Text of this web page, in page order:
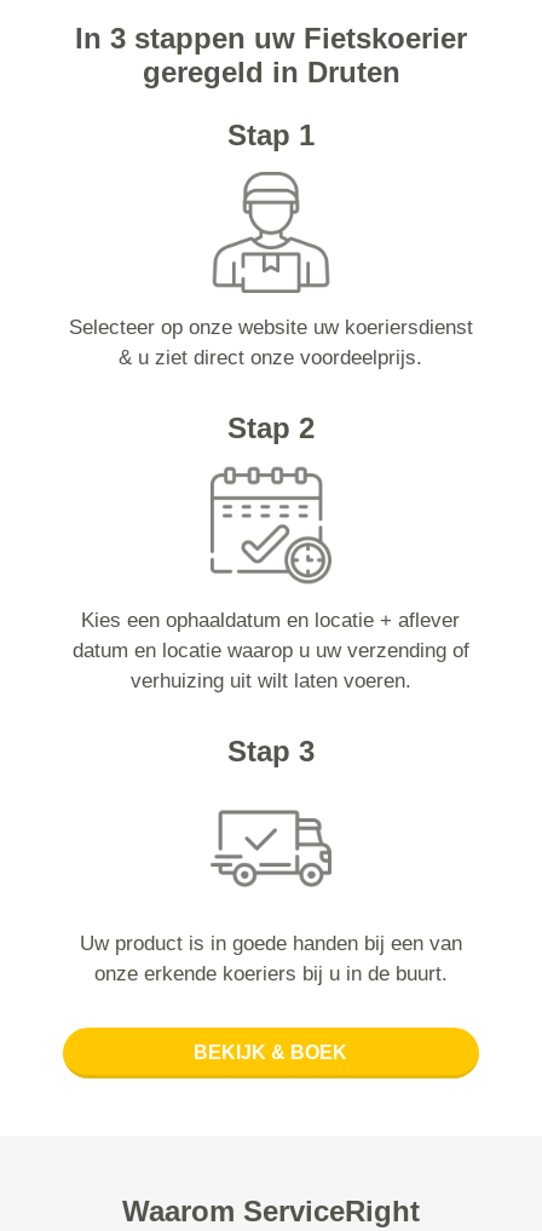
In 3 stappen uw Fietskoerier
geregeld in Druten
Stap 1
Selecteer op onze website uw koeriersdienst
& u ziet direct onze voordeelprijs.
Stap 2
Kies een ophaaldatum en locatie + aflever
datum en locatie waarop u uw verzending of
verhuizing uit wilt laten voeren.
Stap 3
Uw product is in goede handen bij een van
onze erkende koeriers bij u in de buurt.
BEKIJK & BOEK
Waarom ServiceRight